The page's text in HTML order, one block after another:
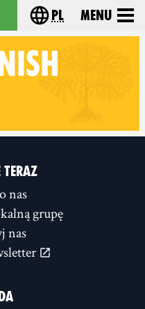
Choose your
pl Menu
TERAZ
nas
grupę
nas